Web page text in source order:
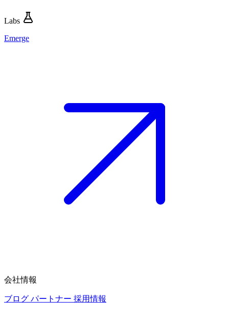
Labs
Emerge
会社情報
ブログ パートナー 採用情報